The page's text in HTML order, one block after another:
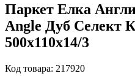
Паркет Елка
Angle Дуб Селект
500х110х14/3
Код товара: 217920